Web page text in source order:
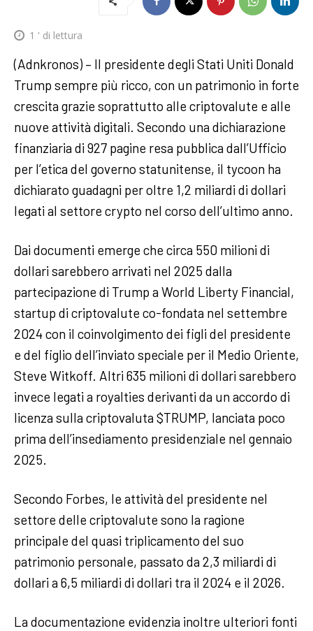
1 ' di lettura
(Adnkronos) – Il presidente degli Stati Uniti Donald
Trump sempre più ricco, con un patrimonio in forte
crescita grazie soprattutto alle criptovalute e alle
nuove attività digitali. Secondo una dichiarazione
finanziaria di 927 pagine resa pubblica dall’Ufficio
per l’etica del governo statunitense, il tycoon ha
dichiarato guadagni per oltre 1,2 miliardi di dollari
legati al settore crypto nel corso dell’ultimo anno.
Dai documenti emerge che circa 550 milioni di
dollari sarebbero arrivati nel 2025 dalla
partecipazione di Trump a World Liberty Financial,
startup di criptovalute co-fondata nel settembre
2024 con il coinvolgimento dei figli del presidente
e del figlio dell’inviato speciale per il Medio Oriente,
Steve Witkoff. Altri 635 milioni di dollari sarebbero
invece legati a royalties derivanti da un accordo di
licenza sulla criptovaluta $TRUMP, lanciata poco
prima dell’insediamento presidenziale nel gennaio
2025.
Secondo Forbes, le attività del presidente nel
settore delle criptovalute sono la ragione
principale del quasi triplicamento del suo
patrimonio personale, passato da 2,3 miliardi di
dollari a 6,5 miliardi di dollari tra il 2024 e il 2026.
La documentazione evidenzia inoltre ulteriori fonti